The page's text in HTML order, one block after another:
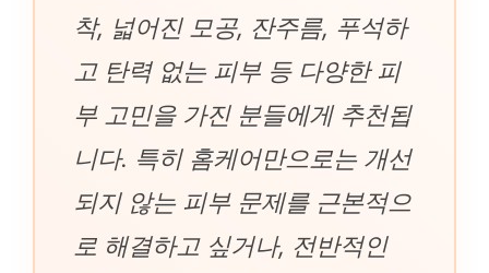
착, 넓어진 모공, 잔주름, 푸석하
고 탄력 없는 피부 등 다양한 피
부 고민을 가진 분들에게 추천됩
니다. 특히 홈케어만으로는 개선
되지 않는 피부 문제를 근본적으
로 해결하고 싶거나, 전반적인